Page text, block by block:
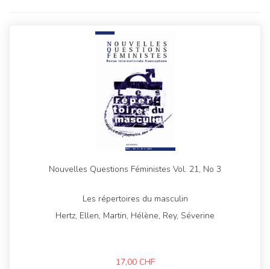
Nouvelles Questions Féministes Vol. 21, No 3
Les répertoires du masculin
Hertz, Ellen, Martin, Hélène, Rey, Séverine
17,00 CHF